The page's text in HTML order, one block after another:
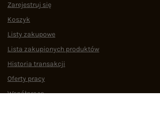
Zarejestruj się
Koszyk
Listy zakupowe
Lista zakupionych produktów
Historia transakcji
Oferty pracy
Współpraca